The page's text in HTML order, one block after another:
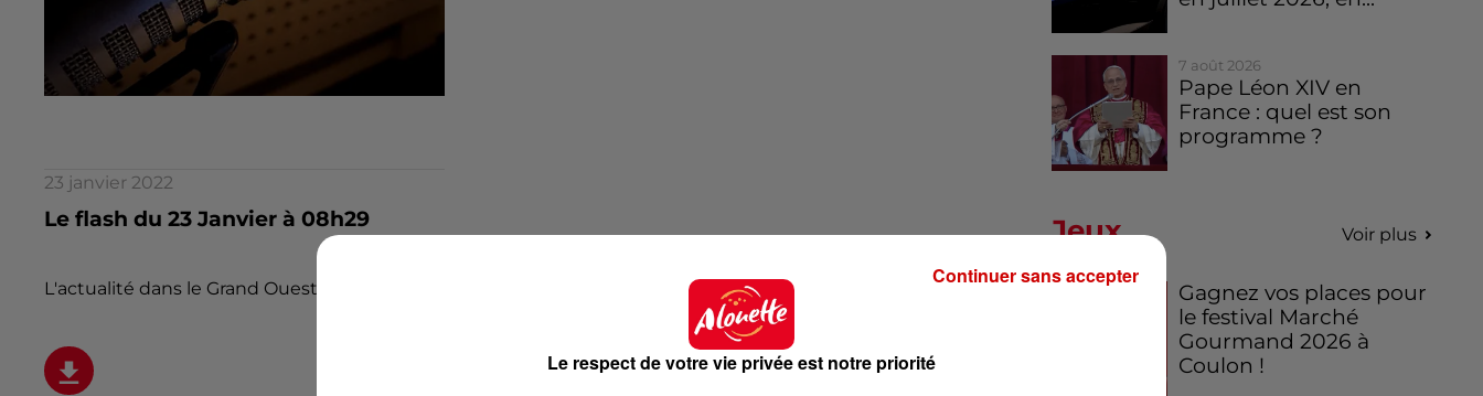
23 janvier 2022
Le flash du 23 Janvier à 08h29
L'actualité dans le Grand Ouest par la rédaction d'ALOUETTE
7 août 2026
Pape Léon XIV en
France : quel est son
programme ?
Jeux Voir plus
Gagnez vos places pour
le festival Marché
Gourmand 2026 à
Coulon !
Le respect de votre vie privée est notre priorité
Continuer sans accepter